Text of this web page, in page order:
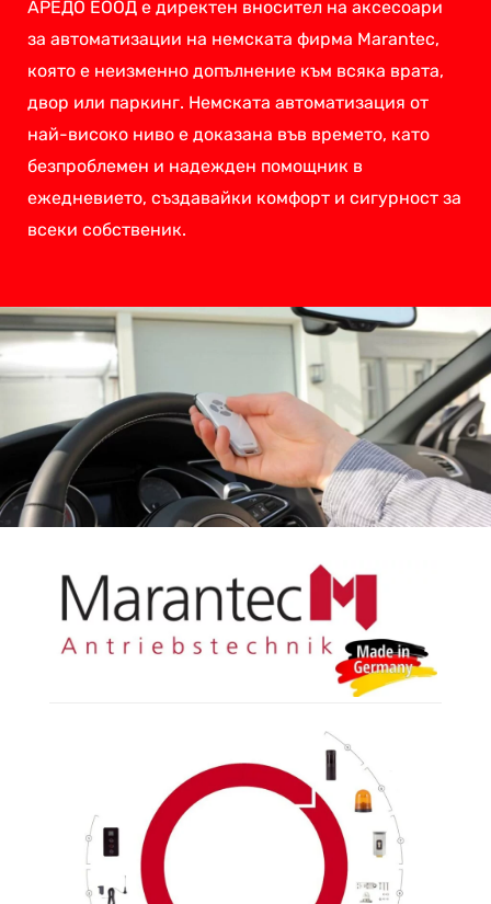
АРЕДО ЕООД е директен вносител на аксесоари
за автоматизации на немската фирма Marantec,
която е неизменно допълнение към всяка врата,
двор или паркинг. Немската автоматизация от
най-високо ниво е доказана във времето, като
безпроблемен и надежден помощник в
ежедневието, създавайки комфорт и сигурност за
всеки собственик.